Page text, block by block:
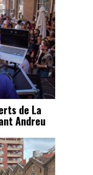
de La
Andreu